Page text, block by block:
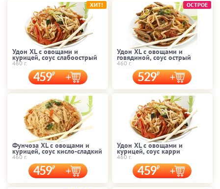
Удон XL с овощами и
курицей, соус слабоострый
460 г.
459
ХИТ!
Удон XL с овощами и
говядиной, соус острый
460 г.
529
ОСТРОЕ
Фунчоза XL с овощами и
курицей, соус кисло-сладкий
460 г.
459
Удон XL с овощами и
курицей, соус карри
460 г.
459